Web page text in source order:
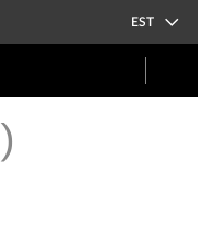
EST
)